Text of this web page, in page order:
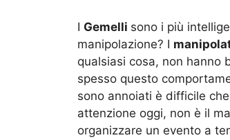
I Gemelli sono i più
manipolazione? I
qualsiasi cosa, non hanno
spesso questo
sono annoiati è difficile
attenzione oggi, non è il
organizzare un evento a